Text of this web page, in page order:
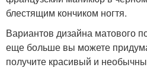
блестящим кончиком ногтя.
Вариантов дизайна матового
еще больше вы можете
получите красивый и